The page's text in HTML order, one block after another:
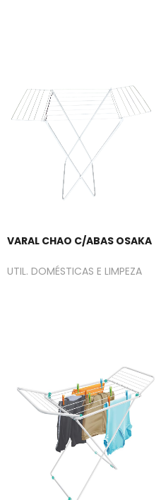
VARAL CHAO C/ABAS OSAKA
UTIL. DOMÉSTICAS E LIMPEZA